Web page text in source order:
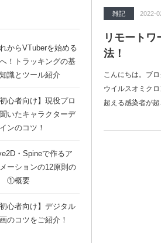
雑記 2022-
リモート
法！
こんにちは。ブ
ウイルスオミク
超える感染者が
からVTuberを始める
！トラッキングの基
識とツール紹介
初心者向け】現役プロ
いたキャラクターデ
ンのコツ！
・Spineで作るア
ーションの12原則の
①概要
初心者向け】デジタル
のコツをご紹介！